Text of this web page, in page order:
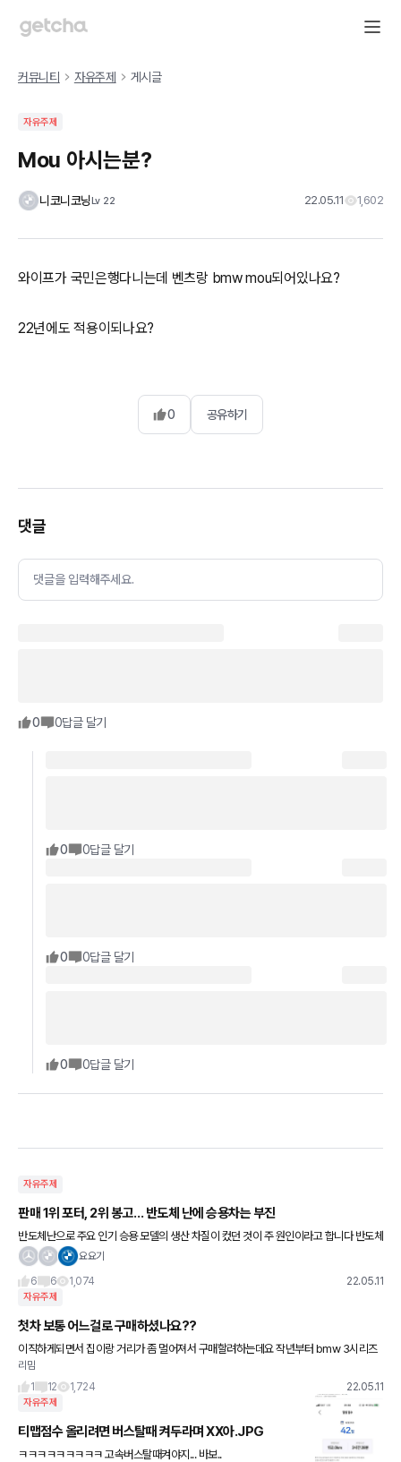
커뮤니티 자유주제 게시글
자유주제
Mou 아시는분?
니코니코닝Lv 22 22.05.11 1,602
와이프가 국민은행다니는데 벤츠랑 bmw mou되어있나요?
22년에도 적용이되나요?
0 공유하기
댓글
댓글을 입력해주세요.
0 0답글 달기
0 0답글 달기
0 0답글 달기
0 0답글 달기
자유주제
판매 1위 포터, 2위 봉고… 반도체 난에 승용차는 부진
반도체난으로 주요 인기 승용 모델의 생산 차질이 컸던 것이 주 원인이라고 합니다 반도체
난으로 인기차종들 생산이 줄다보니 ㅠㅠ 반도체난이 점점 심각해 지네여 끝이 없네요 코
요요기
6
6 1,074 22.05.11
자유주제
첫차 보통 어느걸로 구매하셨나요??
이직하게되면서 집이랑 거리가 좀 멀어져서 구매할려하는데요 작년부터 bmw 3시리즈
사고싶었지만 그래도 좀 욕심인거같아서 마음 접고 있었거든요 중고차는 그래도 수리비
랑 발품팔고 이것저것 생각하니까
리밈
1
12 1,724 22.05.11
자유주제
티맵점수 올리려면 버스탈때 켜두라며 XX아.JPG
ㅋㅋㅋㅋㅋㅋㅋㅋㅋ 고속버스탈때켜야지... 바보..